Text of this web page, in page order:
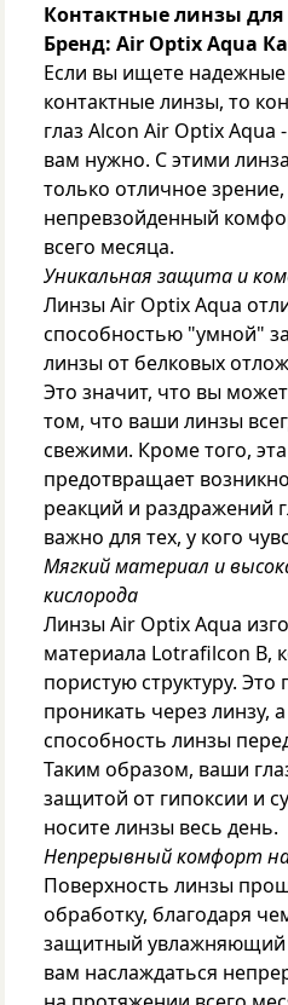
Контактные линзы для
Бренд: Air Optix Aqua
Если вы ищете
контактные линзы, то
глаз Alcon Air Optix Aqua
вам нужно. С этими
только отличное
непревзойденный
всего месяца.
Уникальная защита и
Линзы Air Optix Aqua
способностью "умной"
линзы от белковых
Это значит, что вы
том, что ваши линзы
свежими. Кроме того,
предотвращает
реакций и раздражений
важно для тех, у кого
Мягкий материал и
кислорода
Линзы Air Optix Aqua
материала Lotrafilcon B,
пористую структуру. Это
проникать через линзу,
способность линзы
Таким образом, ваши
защитой от гипоксии и
носите линзы весь день.
Непрерывный комфорт
Поверхность линзы
обработку, благодаря
защитный увлажняющий
вам наслаждаться